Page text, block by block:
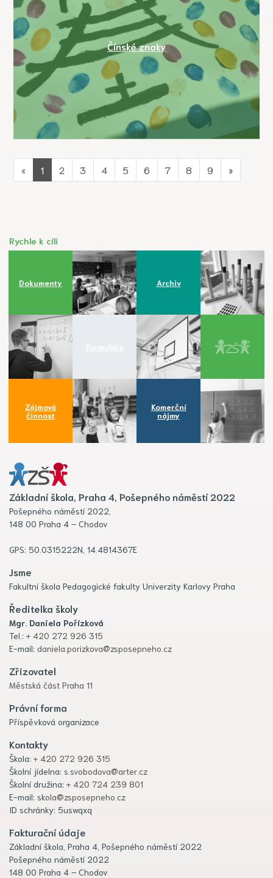
Čínské znaky
« 1 2 3 4 5 6 7 8 9 »
Rychle k cíli
Dokumenty Archiv
Zájmová
činnost
Komerční
nájmy
Základní škola, Praha 4, Pošepného náměstí 2022
Pošepného náměstí 2022,
148 00 Praha 4 – Chodov
GPS: 50.0315222N, 14.4814367E
Jsme
Fakultní škola Pedagogické fakulty Univerzity Karlovy Praha
Ředitelka školy
Mgr. Daniela Pořízková
Tel.: + 420 272 926 315
E-mail: daniela.porizkova@zsposepneho.cz
Zřizovatel
Městská část Praha 11
Právní forma
Příspěvková organizace
Kontakty
Škola: + 420 272 926 315
Školní jídelna: s.svobodova@arter.cz
Školní družina: + 420 724 239 801
E-mail: skola@zsposepneho.cz
ID schránky: 5uswqxq
Fakturační údaje
Základní škola, Praha 4, Pošepného náměstí 2022
Pošepného náměstí 2022
148 00 Praha 4 – Chodov